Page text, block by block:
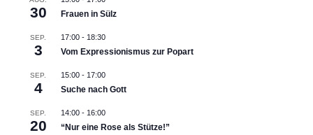
30 Frauen in Sülz
SEP.
3
17:00- 18:30
Vom Expressionismus zur Popart
SEP.
4
15:00- 17:00
Suche nach Gott
SEP.
20
14:00- 16:00
“Nur eine Rose als Stütze!”